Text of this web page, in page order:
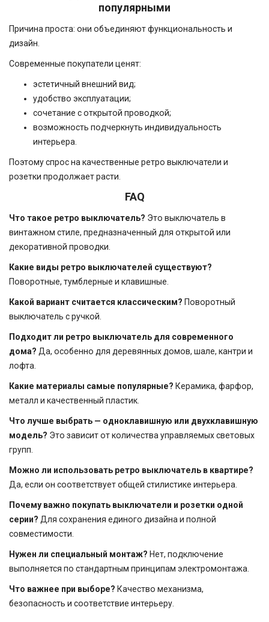
популярными
Причина проста: они объединяют функциональность и
дизайн.
Современные покупатели ценят:
эстетичный внешний вид;
удобство эксплуатации;
сочетание с открытой проводкой;
возможность подчеркнуть индивидуальность
интерьера.
Поэтому спрос на качественные ретро выключатели и
розетки продолжает расти.
FAQ
Что такое ретро выключатель? Это выключатель в
винтажном стиле, предназначенный для открытой или
декоративной проводки.
Какие виды ретро выключателей существуют?
Поворотные, тумблерные и клавишные.
Какой вариант считается классическим? Поворотный
выключатель с ручкой.
Подходит ли ретро выключатель для современного
дома? Да, особенно для деревянных домов, шале, кантри и
лофта.
Какие материалы самые популярные? Керамика, фарфор,
металл и качественный пластик.
Что лучше выбрать — одноклавишную или двухклавишную
модель? Это зависит от количества управляемых световых
групп.
Можно ли использовать ретро выключатель в квартире?
Да, если он соответствует общей стилистике интерьера.
Почему важно покупать выключатели и розетки одной
серии? Для сохранения единого дизайна и полной
совместимости.
Нужен ли специальный монтаж? Нет, подключение
выполняется по стандартным принципам электромонтажа.
Что важнее при выборе? Качество механизма,
безопасность и соответствие интерьеру.